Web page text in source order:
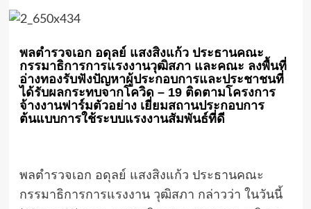
พลตำรวจเอก อดุลย์ แสงสิงแก้ว ประธานคณะ
กรรมาธิการการแรงงานวุฒิสภา และคณะ ลงพื้นที่
อ่างทองรับฟังปัญหาผู้ประกอบการและประชาชนที่
ได้รับผลกระทบจากโควิด – 19 ติดตามโครงการ
จ้างงานฟาร์มตัวอย่าง เยี่ยมสถานประกอบการ
ต้นแบบการใช้ระบบแรงงานสัมพันธ์ที่ดี
พลตำรวจเอก อดุลย์ แสงสิงแก้ว ประธานคณะ
กรรมาธิการการแรงงาน วุฒิสภา กล่าวว่า ในวันนี้